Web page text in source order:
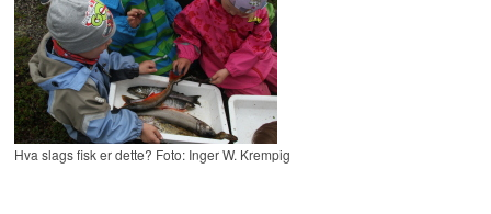
Hva slags fisk er dette? Foto: Inger W. Krempig